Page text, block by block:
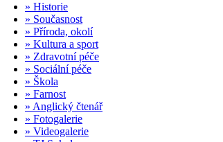
» Historie
» Současnost
» Příroda, okolí
» Kultura a sport
» Zdravotní péče
» Sociální péče
» Škola
» Farnost
» Anglický čtenář
» Fotogalerie
» Videogalerie